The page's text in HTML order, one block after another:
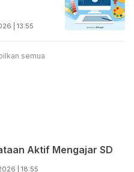
| 13:55
semua
Aktif Mengajar SD
| 18:55